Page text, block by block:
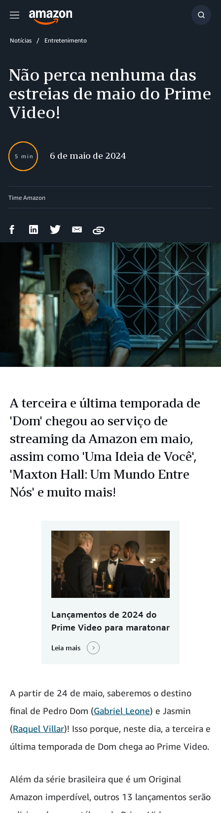
Menu
Notícias Entretenimento
Não perca nenhuma das
estreias de maio do Prime
Video!
5 min 6 de maio de 2024
Time Amazon
Compartilhar
Facebook
Compartilhar
LinkedIn
Compartilhar
Twitter
Compartilhar
Copy
A terceira e última temporada de
'Dom' chegou ao serviço de
streaming da Amazon em maio,
assim como 'Uma Ideia de Você',
'Maxton Hall: Um Mundo Entre
Nós' e muito mais!
Lançamentos de 2024 do
Prime Video para maratonar
Leia mais
A partir de 24 de maio, saberemos o destino
final de Pedro Dom (Gabriel Leone) e Jasmin
(Raquel Villar)! Isso porque, neste dia, a terceira e
última temporada de Dom chega ao Prime Video.
Além da série brasileira que é um Original
Amazon imperdível, outros 13 lançamentos serão